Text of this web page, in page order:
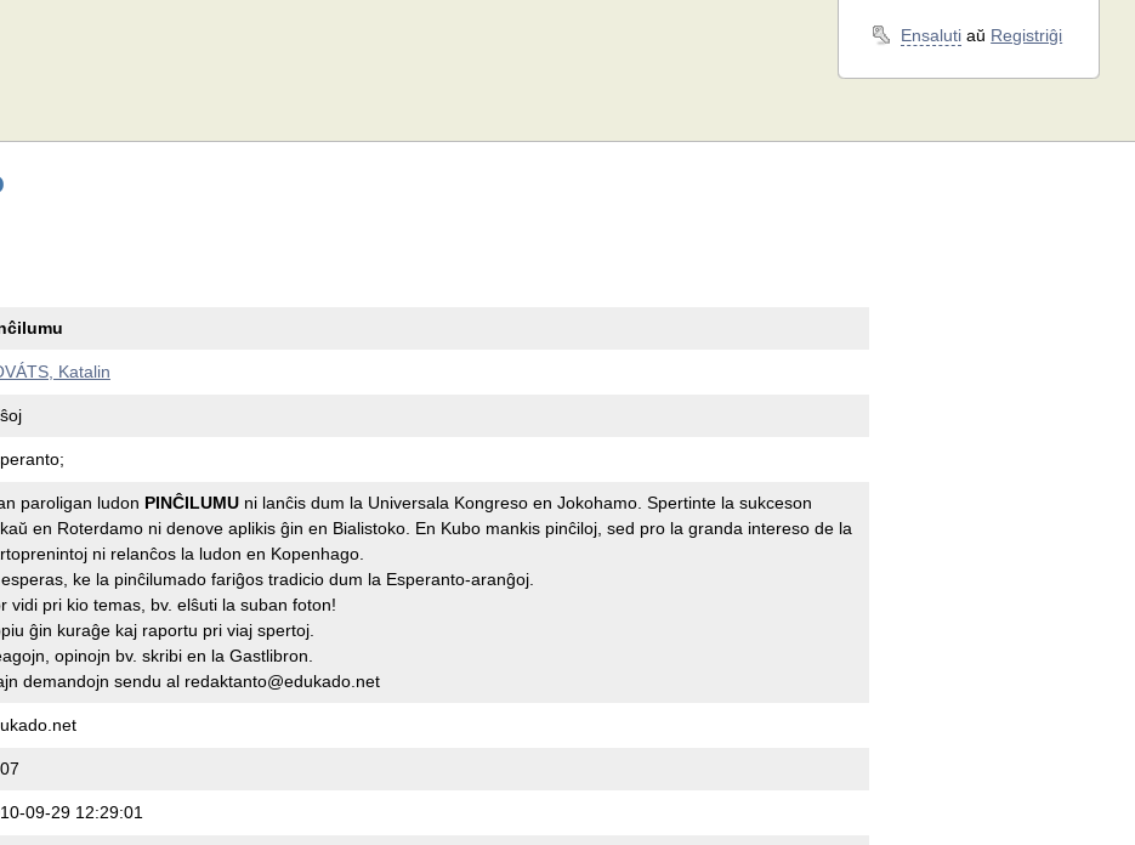
Ensaluti aŭ Registriĝi
Katalin
paroligan ludon PINĈILUMUni lanĉis dum la Universala Kongreso en Jokohamo. Spertinte la sukceson
en Roterdamo ni denove aplikis ĝin en Bialistoko. En Kubo mankis pinĉiloj, sed pro la granda intereso de la
ni relanĉos la ludon en Kopenhago.
ke la pinĉilumado fariĝos tradicio dum la Esperanto-aranĝoj.
vidi pri kio temas, bv. elŝuti la suban foton!
ĝin kuraĝe kaj raportu pri viaj spertoj.
opinojn bv. skribi en la Gastlibron.
demandojn sendu al redaktanto@edukado.net
09-29 12:29:01